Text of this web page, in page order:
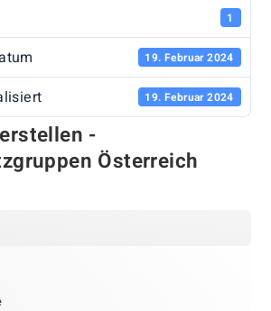
1
19. Februar 2024
19. Februar 2024
-
Österreich